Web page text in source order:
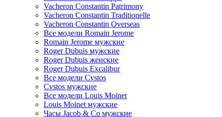
Vacheron Constantin Patrimony
Vacheron Constantin Traditionelle
Vacheron Constantin Overseas
Все модели Romain Jerome
Romain Jerome мужские
Roger Dubuis мужские
Roger Dubuis женские
Roger Dubuis Excalibur
Все модели Cvstos
Cvstos мужские
Все модели Louis Moinet
Louis Moinet мужские
Часы Jacob & Co мужские